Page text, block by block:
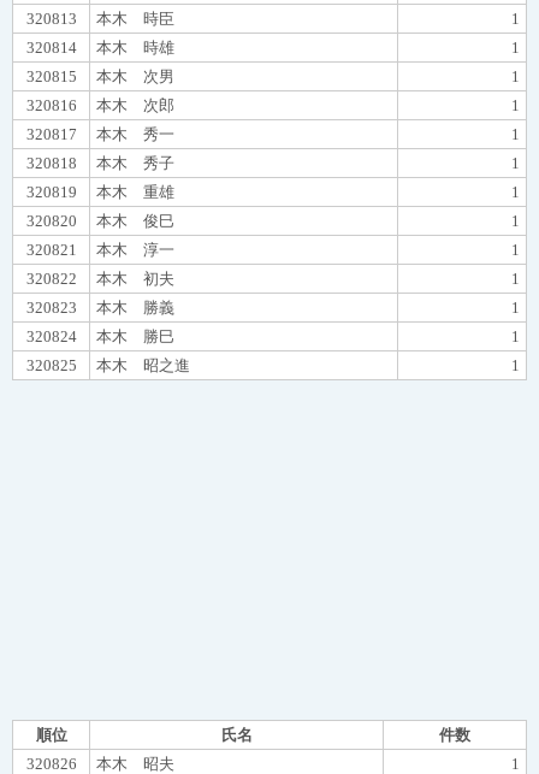
320813
本木 時臣
1
320814
本木 時雄
1
320815
本木 次男
1
320816
本木 次郎
1
320817
本木 秀一
1
320818
本木 秀子
1
320819
本木 重雄
1
320820
本木 俊巳
1
320821
本木 淳一
1
320822
本木 初夫
1
320823
本木 勝義
1
320824
本木 勝巳
1
320825
本木 昭之進 1
順位 氏名
件数
320826
本木 昭夫
1